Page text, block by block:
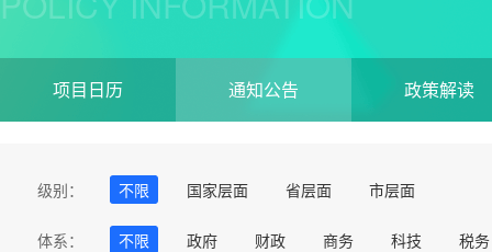
项目日历 通知公告 政策解读
级别： 不限 国家层面 省层面 市层面
体系： 不限 政府 财政 商务 科技
税务